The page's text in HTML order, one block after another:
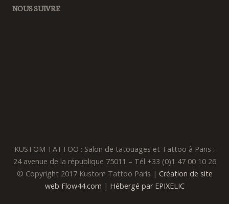
NOUS SUIVRE
KUSTOM TATTOO : Salon de tatouages et Tattoo à Paris :
24 avenue de la république 75011 – Tél +33 (0)1 47 00 10 26
© Copyright 2017 Kustom Tattoo Paris | Création de site
web Flow44.com | Hébergé par EPIXELIC